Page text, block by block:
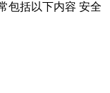
包括以下内容 安全